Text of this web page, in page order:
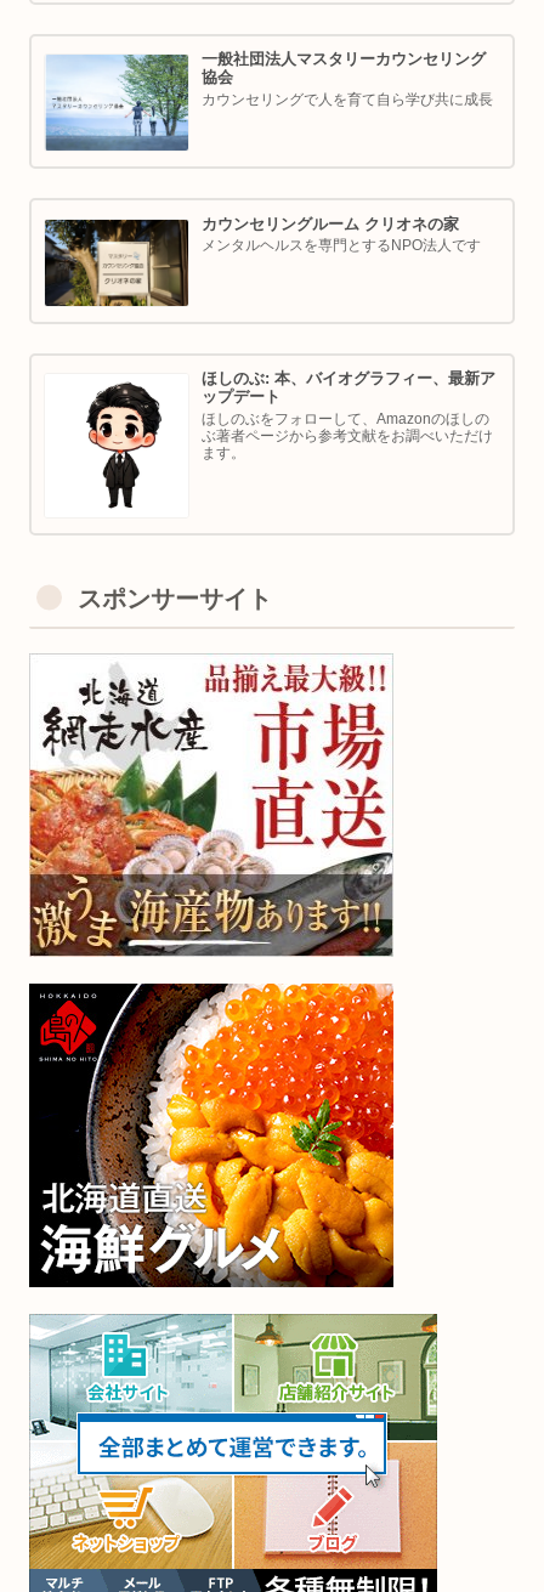
一般社団法人マスタリーカウンセリング
協会
カウンセリングで人を育て自ら学び共に成長
カウンセリングルーム クリオネの家
メンタルヘルスを専門とするNPO法人です
ほしのぶ: 本、バイオグラフィー、最新ア
ップデート
ほしのぶをフォローして、Amazonのほしの
ぶ著者ページから参考文献をお調べいただけ
ます。
スポンサーサイト